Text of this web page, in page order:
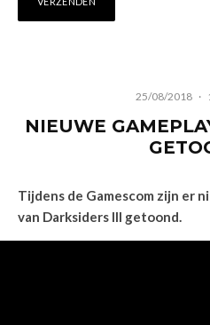
25/08/2018 ·
NIEUWE
Tijdens de Gamescom zijn er
van Darksiders III getoond.